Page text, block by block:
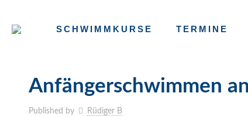
SCHWIMMKURSE TERMINE
Anfängerschwimmen
Published by Rüdiger B